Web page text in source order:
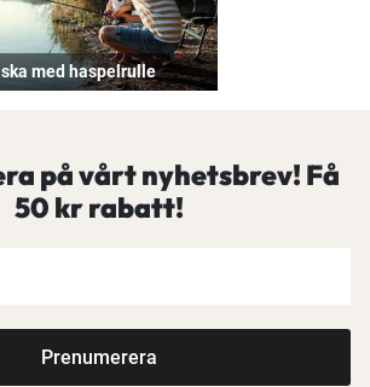
med haspelrulle
på vårt nyhetsbrev! Få
50 kr rabatt!
Prenumerera